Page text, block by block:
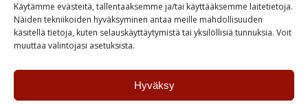
Käytämme evästeitä, tallentaaksemme ja/tai käyttääksemme laitetietoja.
Näiden tekniikoiden hyväksyminen antaa meille mahdollisuuden
käsitellä tietoja, kuten selauskäyttäytymistä tai yksilöllisiä tunnuksia. Voit
muuttaa valintojasi asetuksista.
Hyväksy
Kynäruiskun
puhdistusharjasetti
7,75€
Ruiskun
puhdistussarja, 24-
44,00